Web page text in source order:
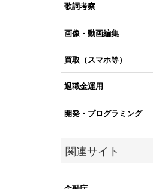
歌詞考察
画像・動画編集
買取（スマホ等）
退職金運用
開発・プログラミング
関連サイト